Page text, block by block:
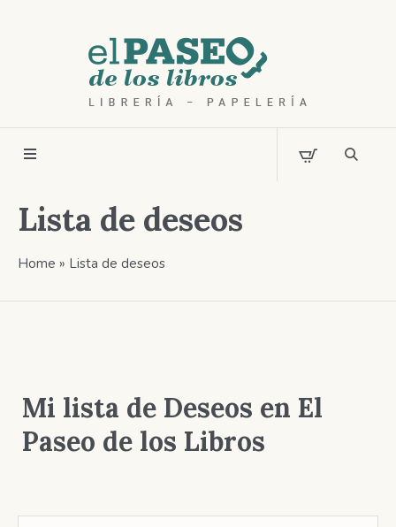
Lista de deseos
Home » Lista de deseos
Mi lista de Deseos en El
Paseo de los Libros